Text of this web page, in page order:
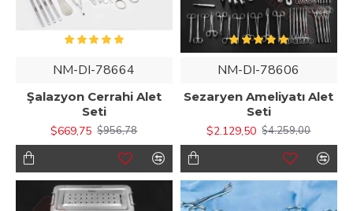
NM-DI-78664
Şalazyon Cerrahi Alet
Seti
$669,75 $956,78
NM-DI-78606
Sezaryen Ameliyatı Alet
Seti
$2.129,50 $4.259,00